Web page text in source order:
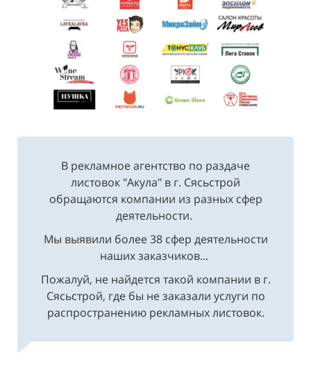
В рекламное агентство по раздаче
обращаются компании из разных сфер
деятельности.
Мы выявили более 38 сфер деятельности
наших заказчиков...
Пожалуй, не найдется такой компании в г.
распространению рекламных листовок.